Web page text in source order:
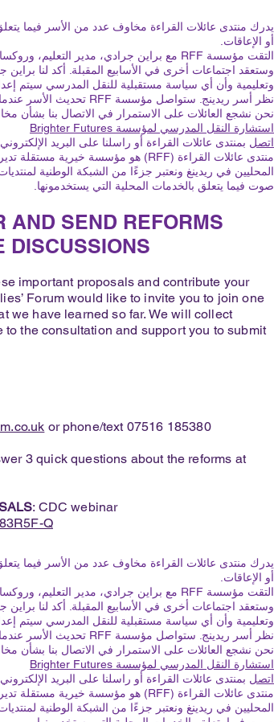
يدرك منتدى عائلات القراءة مخاوف عدد من الأسر فيما
أو الإعاقات.
وستعقد اجتماعات أخرى في الأسابيع المقبلة. أكد لنا
نظر أسر ريدينج. ستواصل مؤسسة RFF تحديث الأسر عندما نحصل على مزيد من المعلومات.
نحن نشجع العائلات على الاستمرار في الاتصال بنا بشأن
استشارة النقل المدرسي لمؤسسة Brighter Futures
اتصل بمنتدى عائلات القراءة أو راسلنا على البريد الإلكتروني
المحليين في ريدينغ ونعتبر جزءًا من الشبكة الوطنية
صوت فيما يتعلق بالخدمات المحلية التي يستخدمونها.
AND SEND REFORMS
DISCUSSIONS
important proposals and contribute your
Forum would like to invite you to join one
we have learned so far. We will collect
the consultation and support you to submit
or phone/text 07516 185380
3 quick questions about the reforms at
: CDC webinar
Q
يدرك منتدى عائلات القراءة مخاوف عدد من الأسر فيما
أو الإعاقات.
وستعقد اجتماعات أخرى في الأسابيع المقبلة. أكد لنا
نظر أسر ريدينج. ستواصل مؤسسة RFF تحديث الأسر عندما نحصل على مزيد من المعلومات.
نحن نشجع العائلات على الاستمرار في الاتصال بنا بشأن
استشارة النقل المدرسي لمؤسسة Brighter Futures
اتصل بمنتدى عائلات القراءة أو راسلنا على البريد الإلكتروني
المحليين في ريدينغ ونعتبر جزءًا من الشبكة الوطنية